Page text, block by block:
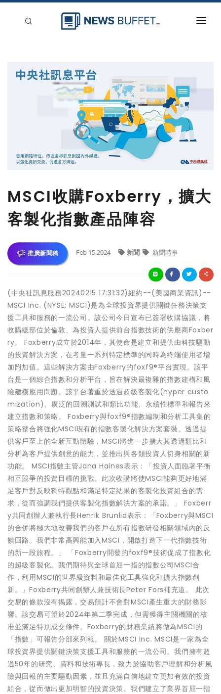
MSCI收購Foxberry，擴大
客製化指數產品陣容
推廣新聞稿 Feb 15,2024 新聞 新聞時事
(中央社訊息服務20240215 17:31:32)紐約--(美國商業資訊)--
MSCI Inc. (NYSE: MSCI)是為全球投資界提供關鍵任務決策支
援工具和服務的一流公司。該公司今日宣布已簽署收購協議，將
收購總部位於倫敦、為投資人提供前台指數技術的供應商Foxber
ry。 Foxberry成立於2014年，其使命是建立和提供由科技驅動
的投資解決方案，在考量一系列特定標準的同時為終端使用者增
加附加值。這些解決方案由Foxberry的foxf9®平台實現。該平
台是一個綜合指數和分析平台，旨在解決最複雜的指數建構和風
險建模應用問題。該平台著重於透過超級客製化(hyper custo
mization)、廣泛的回溯測試和類比功能、永續性標準和報告來
建立指數和策略。 Foxberry與foxf9®指數編制和分析工具集的
策略整合將強化MSCI現有的指數客製化解決方案套裝。透過提
供客戶至上的全新互動體驗，MSCI將進一步擴大其透過類比和
分析為客戶提供創意的能力，並推出與各類投資人切身相關的新
功能。 MSCI指數主管Jana Haines表示：「投資人面臨著平衡
相互競爭的投資目標的挑戰。此次收購將使MSCI能夠更好地滿
足客戶對反映獨特觀點和滿足特定結果的客製化投資組合的需
求，從而強調我們提供客製化指數解決方案的承諾。」 Foxberr
y共同創辦人兼執行長Henrik Brunlid表示：「Foxberry與MSCI
的合併將極大地改善我們的客戶在所有指數研發相關領域內的反
饋回路。我們非常高興能加入MSCI，開啟打造下一代指數技術
的新一段旅程。」 「Foxberry開發的foxf9®技術促成了指數化
的超級客製化。我們期待與全球首屈一指的指數公司MSCI合
作，利用MSCI的世界級資料和最佳化工具強化和擴大指數創
新。」Foxberry共同創辦人兼技術長Peter Fors補充道。 此次
交易的條款沒有揭露，交易預計不會對MSCI產生重大的財務影
響。該交易可望於2024年第二季完成，但需獲得主關機關的核
准並滿足特別成交條件。Foxberry的財務業績將做為MSCI的
「指數」可報告分部來列報。 關於MSCI Inc. MSCI是一家為全
球投資界提供關鍵決策支援工具和服務的一流公司。我們擁有超
過50年的研究、資料和技術專長，致力於協助客戶理解和分析風
險與回報的主要驅動因素，並且充滿自信地建立更加有效的投資
組合，從而做出更加明智的投資決策。我們建立了業界首屈一指